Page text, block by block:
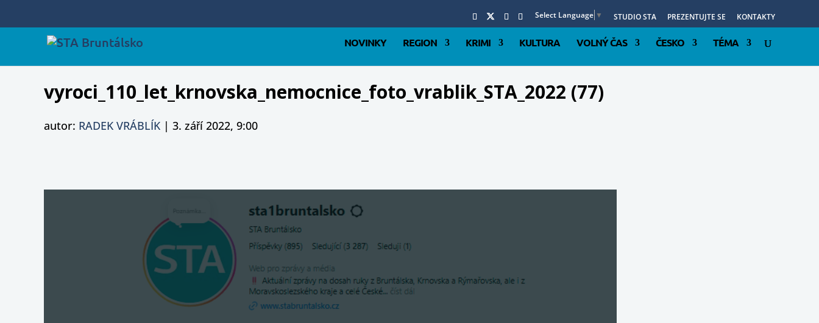
Select Language ▼ STUDIO STA PREZENTUJTE SE KONTAKTY
NOVINKY REGION KRIMI KULTURA VOLNÝ ČAS ČESKO TÉMA
vyroci_110_let_krnovska_nemocnice_foto_vrablik_STA_2022 (77)
autor: RADEK VRÁBLÍK | 3. září 2022, 9:00